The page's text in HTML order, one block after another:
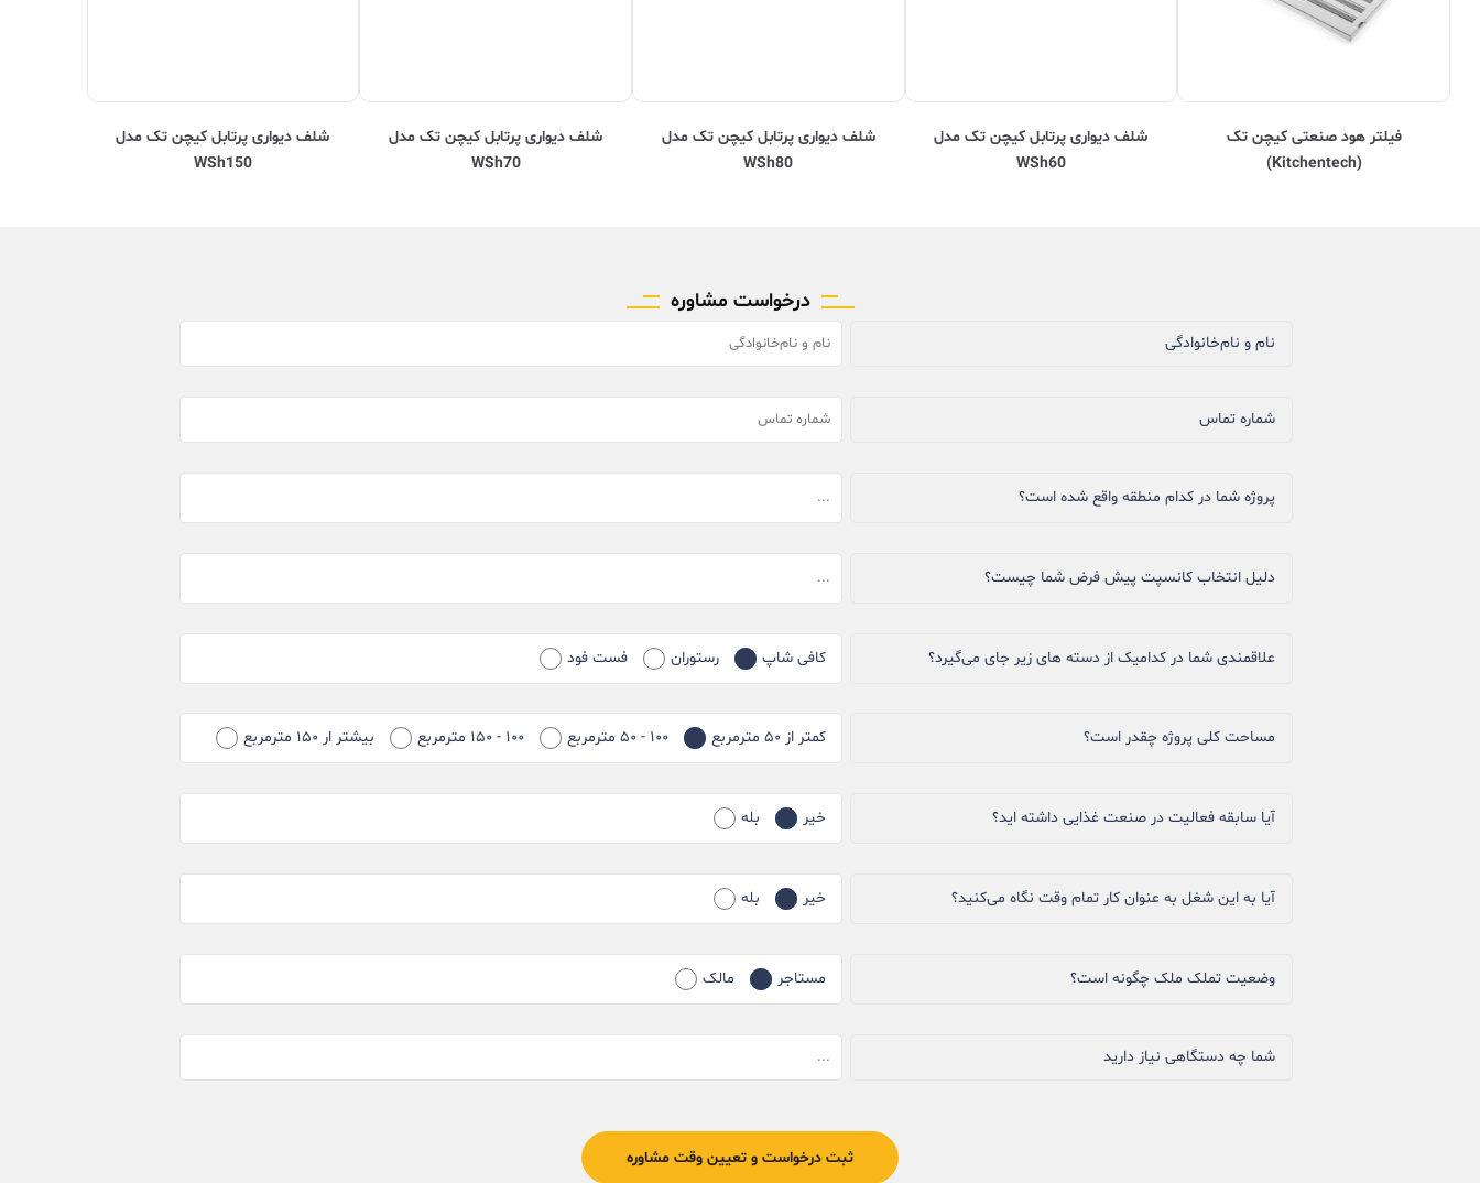
فیلتر هود صنعتی کیچن تک
(Kitchentech)
شلف دیواری پرتابل کیچن تک مدل
WSh60
شلف دیواری پرتابل کیچن تک مدل
WSh80
شلف دیواری پرتابل کیچن تک مدل
WSh70
شلف دیواری پرتابل کیچن تک مدل
WSh150
درخواست مشاوره
نام و نام‌خانوادگی
شماره تماس
پروژه شما در کدام منطقه واقع شده است؟
دلیل انتخاب کانسپت پیش فرض شما چیست؟
علاقمندی شما در کدامیک از دسته های زیر جای می‌گیرد؟ کافی شاپ رستوران فست فود
مساحت کلی پروژه چقدر است؟ کمتر از ۵۰ مترمربع ۱۰۰ - ۵۰ مترمربع ۱۰۰ - ۱۵۰ مترمربع بیشتر ار ۱۵۰ مترمربع
آیا سابقه فعالیت در صنعت غذایی داشته اید؟ خیر بله
آیا به این شغل به عنوان کار تمام وقت نگاه می‌کنید؟ خیر بله
وضعیت تملک ملک چگونه است؟ مستاجر مالک
شما چه دستگاهی نیاز دارید